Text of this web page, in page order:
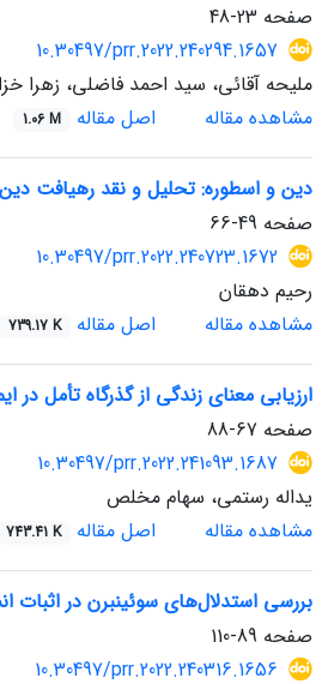
صفحه 23-48
10.30497/prr.2022.240294.1657
ملیحه آقائی، سید احمد فاضلی، زهرا
مشاهده مقاله
اصل مقاله 1.06 M
دین و اسطوره: تحلیل و نقد رهیافت
صفحه 49-66
10.30497/prr.2022.240723.1672
رحیم دهقان
مشاهده مقاله
اصل مقاله 739.17 K
ارزیابی معنای زندگی از گذرگاه تأمل در
صفحه 67-88
10.30497/prr.2022.241093.1687
یداله رستمی، سهام مخلص
مشاهده مقاله
اصل مقاله 743.41 K
بررسی استدلال‌های سوئینبرن در
صفحه 89-110
10.30497/prr.2022.240316.1656